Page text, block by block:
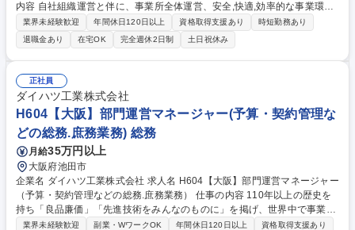
内容 自社組織運営と伴に、事業所全体運営、安全,快適,効率的な事業環境
を提供するための企画推進やSCREENホールディングス、グループ事業会
社へ戦略･事業運営に沿った施策の実行/支援など幅広い業務をお任せしま
す。 【詳細】■事業所運営管理、設備管理、協力会社/派遣会社入構者受付
手続き対応、その他庶務業務■安全衛生業務、防火防災管理対応■事業所見
学、各種イベントサポート、渉外対応など■SCREENグループ事業会社へ
の事業支援■自社組織の事業推進、マネジメントや人材の育成■その他、サ
ービス品質向上への取り組み、業務効率化、業務標準化などのPJ活動にも
必要に応じて参画いただきます。 募集職種 【京滋地区】総務/管理者◆SC
REENグループ向けの工場総務/フレックス・在宅
業界未経験歓迎 年間休日120日以上 資格取得支援あり
時短勤務あり
退職金あり
在宅OK 完全週休2日制 土日祝休み
正社員
ダイハツ工業株式会社
H604【大阪】部門運営マネージャー(予算・契約管理な
どの総務.庶務業務) 総務
月給35万円以上
大阪府池田市
企業名 ダイハツ工業株式会社 求人名 H604【大阪】部門運営マネージャー
（予算・契約管理などの総務.庶務業務） 仕事の内容 110年以上の歴史を
持ち「良品廉価」「先進技術をみんなのものに」を掲げ、世界中で事業展
開する完成車メーカーにて、法規認証部の運営マネージャーとして部門の
業界未経験歓迎 副業・WワークOK 年間休日120日以上
資格取得支援あり